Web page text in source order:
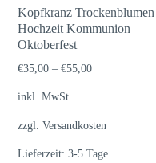
Kopfkranz Trockenblumen
Hochzeit Kommunion
Oktoberfest
€35,00 –€55,00
inkl. MwSt.
zzgl.Versandkosten
Lieferzeit:3-5 Tage